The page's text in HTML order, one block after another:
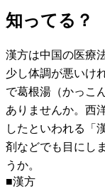
知ってる？
漢方は中国の医療
少し体調が悪いけ
で葛根湯（かっこ
ありませんか。西
したといわれる「
剤などでも目にし
うか。
■漢方